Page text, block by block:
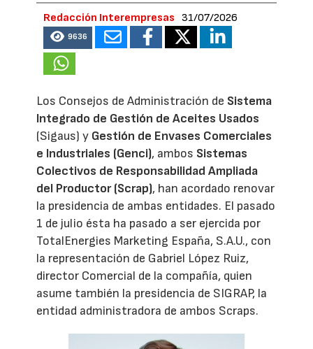
Redacción Interempresas 31/07/2026
9636
Los Consejos de Administración de Sistema
Integrado de Gestión de Aceites Usados
(Sigaus) y Gestión de Envases Comerciales
e Industriales (Genci), ambos Sistemas
Colectivos de Responsabilidad Ampliada
del Productor (Scrap), han acordado renovar
la presidencia de ambas entidades. El pasado
1 de julio ésta ha pasado a ser ejercida por
TotalEnergies Marketing España, S.A.U., con
la representación de Gabriel López Ruiz,
director Comercial de la compañía, quien
asume también la presidencia de SIGRAP, la
entidad administradora de ambos Scraps.